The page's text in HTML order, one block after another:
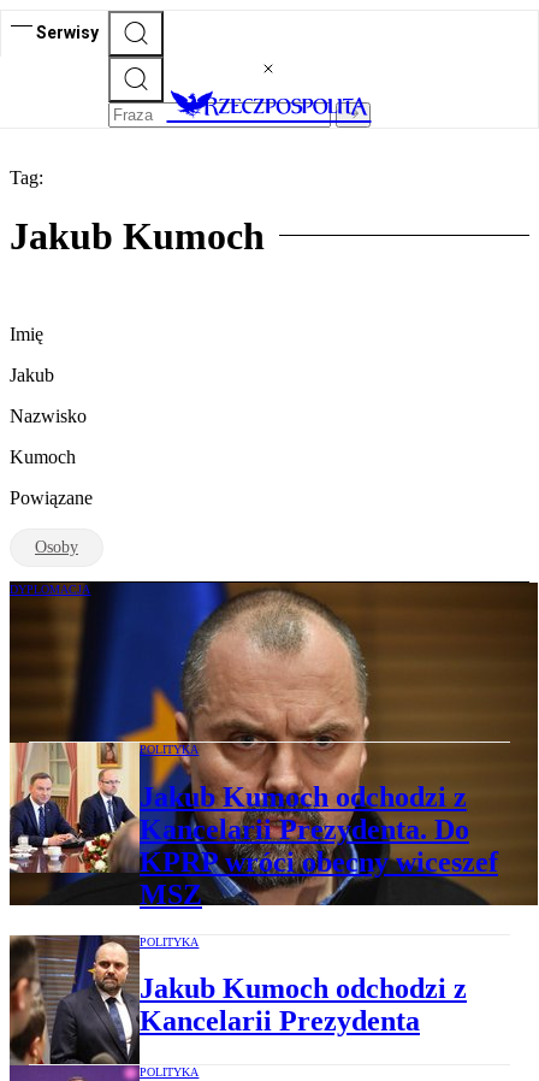
Serwisy
Tag:
Jakub Kumoch
Imię
Jakub
Nazwisko
Kumoch
Powiązane
Osoby
DYPLOMACJA
Jakub Kumoch, były współpracownik
prezydenta, ma zostać ambasadorem w
Chinach
POLITYKA
Jakub Kumoch odchodzi z
Kancelarii Prezydenta. Do
KPRP wróci obecny wiceszef
MSZ
POLITYKA
Jakub Kumoch odchodzi z
Kancelarii Prezydenta
POLITYKA